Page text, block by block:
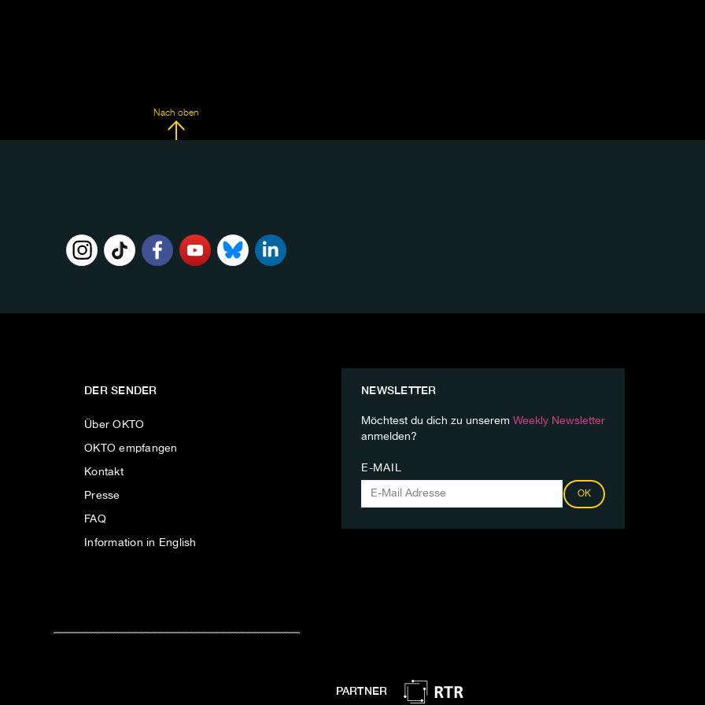
Nach oben
DER SENDER
Über OKTO
OKTO empfangen
Kontakt
Presse
FAQ
Information in English
NEWSLETTER
Möchtest du dich zu unserem Weekly Newsletter
anmelden?
E-MAIL
OK
PARTNER